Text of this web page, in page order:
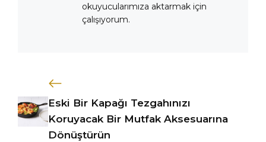
okuyucularımıza aktarmak için
çalışıyorum.
Eski Bir Kapağı Tezgahınızı
Koruyacak Bir Mutfak Aksesuarına
Dönüştürün